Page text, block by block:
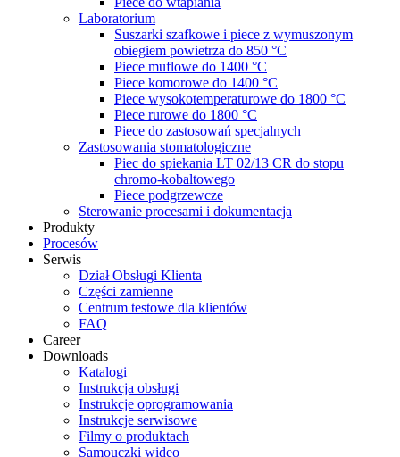
Laboratorium
Suszarki szafkowe i piece z wymuszonym
obiegiem powietrza do 850 °C
Piece muflowe do 1400 °C
Piece komorowe do 1400 °C
Piece wysokotemperaturowe do 1800 °C
Piece rurowe do 1800 °C
Piece do zastosowań specjalnych
Zastosowania stomatologiczne
Piec do spiekania LT 02/13 CR do stopu
chromo-kobaltowego
Piece podgrzewcze
Sterowanie procesami i dokumentacja
Produkty
Procesów
Serwis
Dział Obsługi Klienta
Części zamienne
Centrum testowe dla klientów
FAQ
Career
Downloads
Katalogi
Instrukcja obsługi
Instrukcje oprogramowania
Instrukcje serwisowe
Filmy o produktach
Samouczki wideo